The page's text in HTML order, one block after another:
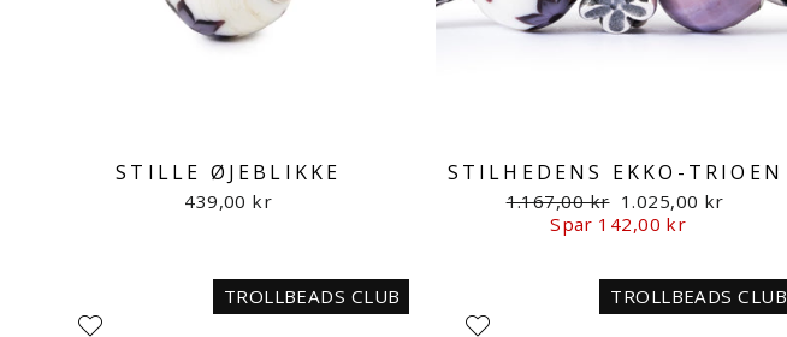
STILLE ØJEBLIKKE
439,00 kr
STILHEDENS EKKO-TRIOEN
Normalpris
1.167,00 kr Udsalgspris
1.025,00 kr
Spar 142,00 kr
TROLLBEADS CLUB TROLLBEADS CLUB